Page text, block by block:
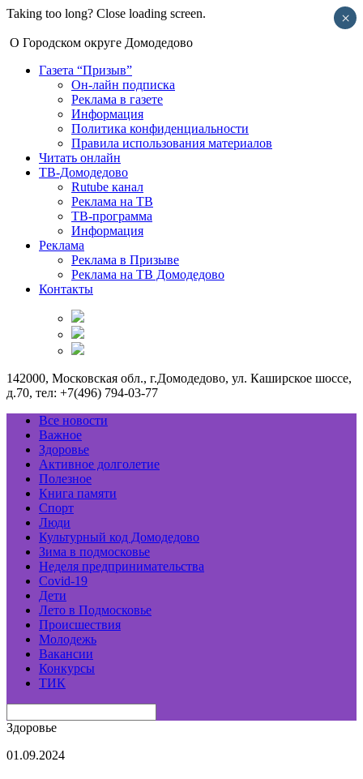
Taking too long? Close loading screen.
О Городском округе Домодедово
Газета “Призыв”
Он-лайн подписка
Реклама в газете
Информация
Политика конфиденциальности
Правила использования материалов
Читать онлайн
ТВ-Домодедово
Rutube канал
Реклама на ТВ
ТВ-программа
Информация
Реклама
Реклама в Призыве
Реклама на ТВ Домодедово
Контакты
142000, Московская обл., г.Домодедово, ул. Каширское шоссе,
д.70, тел: +7(496) 794-03-77
Все новости
Важное
Здоровье
Активное долголетие
Полезное
Книга памяти
Спорт
Люди
Культурный код Домодедово
Зима в подмосковье
Неделя предпринимательства
Covid-19
Дети
Лето в Подмосковье
Происшествия
Молодежь
Вакансии
Конкурсы
ТИК
Здоровье
01.09.2024
×